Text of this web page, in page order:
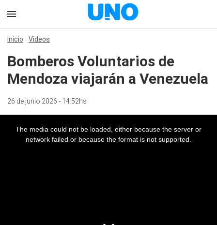
Inicio Videos
Bomberos Voluntarios de
Mendoza viajarán a Venezuela
26 de junio 2026 - 14:52hs
The media could not be loaded, either because the server or
network failed or because the format is not supported.